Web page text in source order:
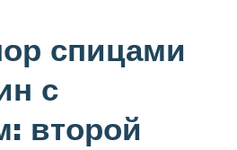
спицами
с
второй